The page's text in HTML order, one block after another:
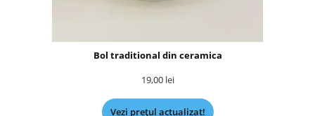
Bol traditional din ceramica
19,00 lei
Vezi prețul actualizat!